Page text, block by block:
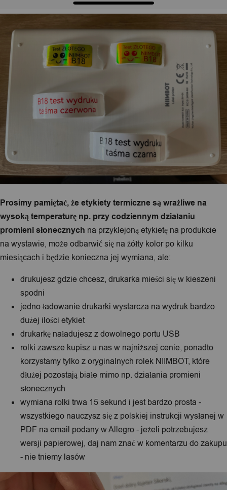
Prosimy pamiętać, że etykiety termiczne są wrażliwe na
wysoką temperaturę np. przy codziennym działaniu
promieni słonecznych na przyklejoną etykietę na produkcie
na wystawie, może odbarwić się na żółty kolor po kilku
miesiącach i będzie konieczna jej wymiana, ale:
drukujesz gdzie chcesz, drukarka mieści się w kieszeni
spodni
jedno ładowanie drukarki wystarcza na wydruk bardzo
dużej ilości etykiet
drukarkę naładujesz z dowolnego portu USB
rolki zawsze kupisz u nas w najniższej cenie, ponadto
korzystamy tylko z oryginalnych rolek NIIMBOT, które
dłużej pozostają białe mimo np. działania promieni
słonecznych
wymiana rolki trwa 15 sekund i jest bardzo prosta -
wszystkiego nauczysz się z polskiej instrukcji wysłanej w
PDF na email podany w Allegro - jeżeli potrzebujesz
wersji papierowej, daj nam znać w komentarzu do zakupu
- nie tniemy lasów